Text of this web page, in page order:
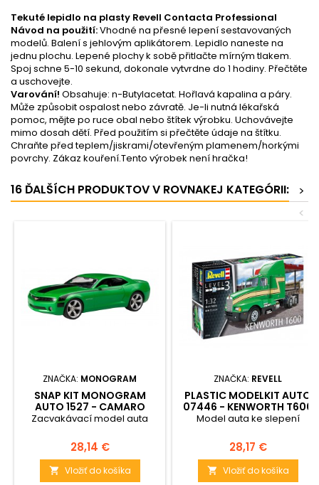
Tekuté lepidlo na plasty Revell Contacta Professional
Návod na použití:Vhodné na přesné lepení sestavovaných
modelů. Balení s jehlovým aplikátorem. Lepidlo naneste na
jednu plochu. Lepené plochy k sobě přitlačte mírným tlakem.
Spoj schne 5-10 sekund, dokonale vytvrdne do 1 hodiny. Přečtěte
a uschovejte.
Varování! Obsahuje: n-Butylacetat. Hořlavá kapalina a páry.
Může způsobit ospalost nebo závratě. Je-li nutná lékařská
pomoc, mějte po ruce obal nebo štítek výrobku. Uchovávejte
mimo dosah dětí. Před použitím si přečtěte údaje na štítku.
Chraňte před teplem/jiskrami/otevřeným plamenem/horkými
povrchy. Zákaz kouření.Tento výrobek není hračka!
16 ĎALŠÍCH PRODUKTOV V ROVNAKEJ KATEGÓRII:
>
<
ZNAČKA: MONOGRAM
SNAP KIT MONOGRAM
AUTO 1527 - CAMARO
CONCEPT CAR (1:25)
Zacvakávací model auta
Cena
28,14 €
 Vložiť do košíka
ZNAČKA: REVELL
PLASTIC MODELKIT AUTO
07446 - KENWORTH T600
(1:32)
Model auta ke slepení
Cena
28,17 €
 Vložiť do košíka